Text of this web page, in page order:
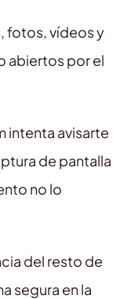
fotos, vídeos y
abiertos por el
intenta avisarte
de pantalla
no lo
del resto de
segura en la